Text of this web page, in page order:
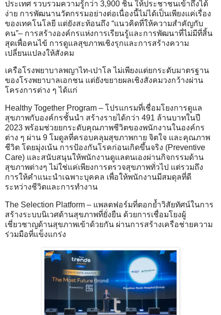
ประเทศ รวบรวมความรู้กว่า 3,900 ชิ้น ให้ประชาชนเข้าถึงได้
ง่าย การพัฒนานวัตกรรมอย่างต่อเนื่องนี้ไม่ได้เป็นเพียงแค่เรื่อง
ของเทคโนโลยี แต่ยังสะท้อนถึง “แนวคิดที่ให้ความสำคัญกับ
คน”– การสร้างองค์กรแห่งการเรียนรู้และการพัฒนาที่ไม่มีที่สิ้น
สุดเพื่อคนไข้ การดูแลสุขภาพเชิงรุกและการสร้างความ
เปลี่ยนแปลงให้สังคม
เครือโรงพยาบาลพญาไท-เปาโล ไม่เพียงแต่ยกระดับมาตรฐาน
ของโรงพยาบาลเอกชน แต่ยังขยายผลเชิงสังคมวงกว้างผ่าน
โครงการต่าง ๆ ได้แก่
Healthy Together Program – โปรแกรมที่เชื่อมโยงการดูแล
สุขภาพกับองค์กรชั้นนำ สร้างรายได้กว่า 491 ล้านบาทในปี
2023 พร้อมช่วยยกระดับคุณภาพชีวิตของพนักงานในองค์กร
ต่าง ๆ ผ่าน 9 โมดูลที่ครอบคลุมสุขภาพกาย จิตใจ และคุณภาพ
ชีวิต โดยมุ่งเน้น การป้องกันโรคก่อนเกิดขึ้นจริง (Preventive
Care) และสนับสนุนให้พนักงานดูแลตนเองผ่านกิจกรรมด้าน
สุขภาพต่างๆ ไม่ใช่แค่เพียงการตรวจสุขภาพทั่วไป แต่รวมถึง
การให้คำแนะนำเฉพาะบุคคล เพื่อให้พนักงานมีสมดุลที่ดี
ระหว่างชีวิตและการทำงาน
The Selection Platform – แพลตฟอร์มที่ตอกย้ำวิสัยทัศน์ในการ
สร้างระบบนิเวศด้านสุขภาพที่ยั่งยืน ด้วยการเชื่อมโยงผู้
เชี่ยวชาญด้านสุขภาพเข้าด้วยกัน ผ่านการสร้างเครือช่ายความ
ร่วมมือที่แข็งแกร่ง